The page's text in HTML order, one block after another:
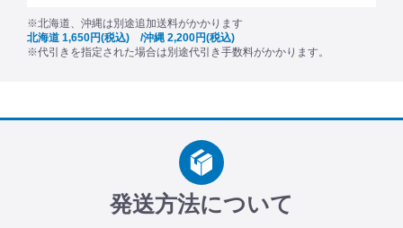
※北海道、沖縄は別途追加送料がかかります
北海道 1,650円(税込) /沖縄 2,200円(税込)
※代引きを指定された場合は別途代引き手数料がかかります。
発送方法について